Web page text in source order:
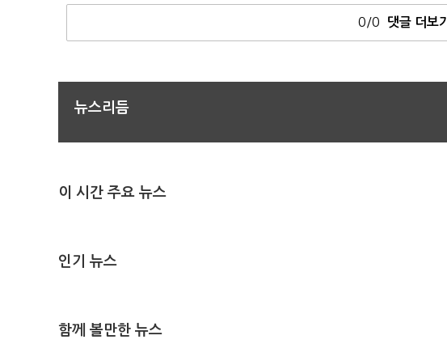
0/0 댓글 더보기
뉴스리듬
이 시간 주요 뉴스
인기 뉴스
함께 볼만한 뉴스